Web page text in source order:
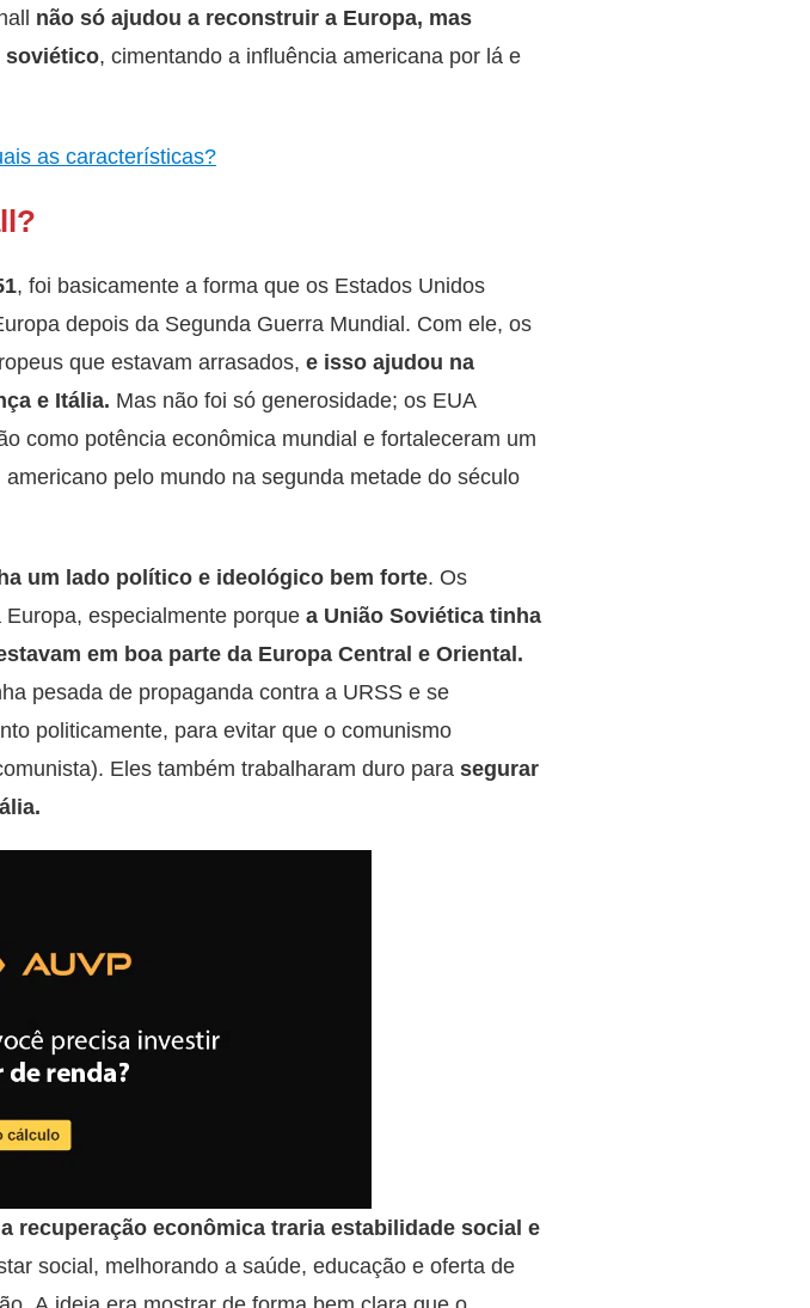
não só ajudou a reconstruir a Europa, mas
soviético, cimentando a influência americana por lá e
as características?
, foi basicamente a forma que os Estados Unidos
depois da Segunda Guerra Mundial. Com ele, os
que estavam arrasados, e isso ajudou na
e Itália. Mas não foi só generosidade; os EUA
como potência econômica mundial e fortaleceram um
pelo mundo na segunda metade do século
um lado político e ideológico bem forte. Os
especialmente porque a União Soviética tinha
em boa parte da Europa Central e Oriental.
pesada de propaganda contra a URSS e se
politicamente, para evitar que o comunismo
Eles também trabalharam duro para segurar
recuperação econômica traria estabilidade social e
social, melhorando a saúde, educação e oferta de